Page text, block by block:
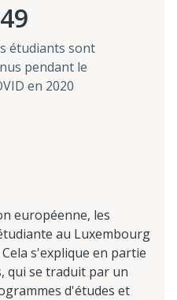
étudiants sont
pendant le
en 2020
européenne, les
au Luxembourg
s'explique en partie
qui se traduit par un
d'études et